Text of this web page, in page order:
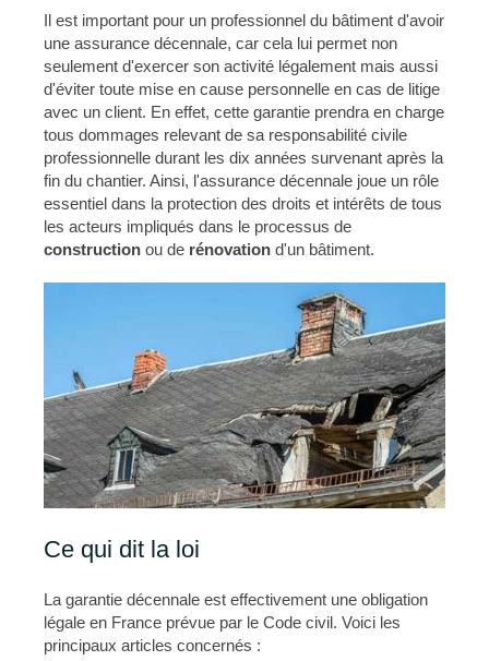
Il est important pour un professionnel du bâtiment d'avoir
une assurance décennale, car cela lui permet non
seulement d'exercer son activité légalement mais aussi
d'éviter toute mise en cause personnelle en cas de litige
avec un client. En effet, cette garantie prendra en charge
tous dommages relevant de sa responsabilité civile
professionnelle durant les dix années survenant après la
fin du chantier. Ainsi, l'assurance décennale joue un rôle
essentiel dans la protection des droits et intérêts de tous
les acteurs impliqués dans le processus de
construction ou de rénovation d'un bâtiment.
Ce qui dit la loi
La garantie décennale est effectivement une obligation
légale en France prévue par le Code civil. Voici les
principaux articles concernés :